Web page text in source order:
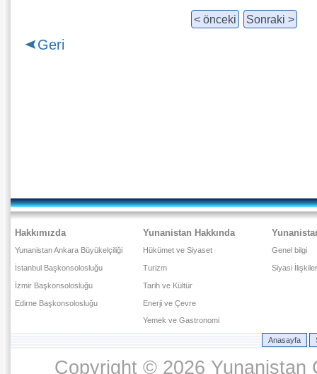
< önceki Sonraki >
Geri
Hakkımızda
Yunanistan Ankara Büyükelçiliği
İstanbul Başkonsolosluğu
İzmir Başkonsolosluğu
Edirne Başkonsolosluğu
Yunanistan Hakkında
Hükümet ve Siyaset
Turizm
Tarih ve Kültür
Enerji ve Çevre
Yemek ve Gastronomi
Genel bilgi
Siyasi İlişkiler
Anasayfa
Copyright © 2026 Yunanistan